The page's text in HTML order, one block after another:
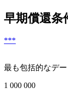
早期償還条
***
最も包括的なデ
1 000 000